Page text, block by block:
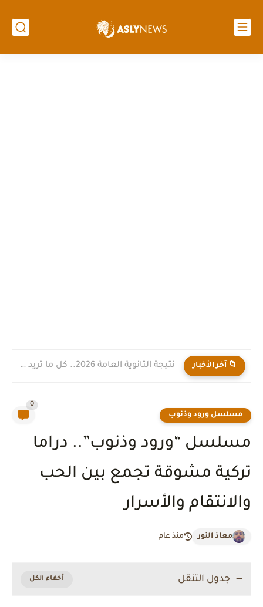
📁 آخر الأخبار نتيجة الثانوية العامة 2026.. كل ما تريد معرفته عن موعد...
مسلسل ورود وذنوب
0
مسلسل “ورود وذنوب”.. دراما
تركية مشوقة تجمع بين الحب
والانتقام والأسرار
معاذ النور منذ عام
جدول التنقل